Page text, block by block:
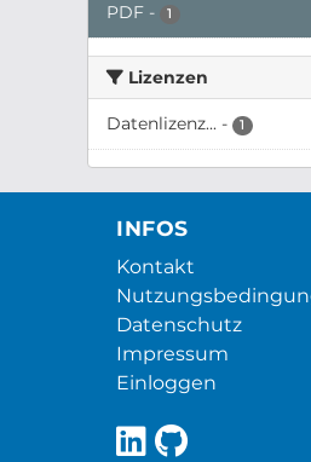
PDF - 1
Lizenzen
Datenlizenz... - 1
INFOS
Kontakt
Datenschutz
Impressum
Einloggen